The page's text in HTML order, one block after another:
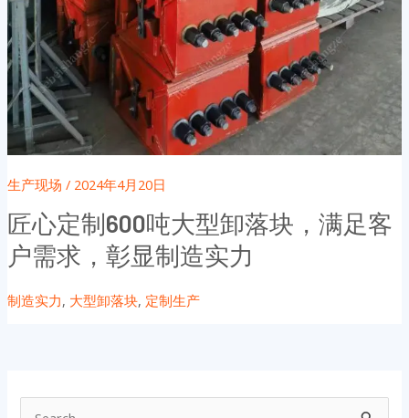
生产现场 / 2024年4月20日
匠心定制600吨大型卸落块，满足客
户需求，彰显制造实力
制造实力, 大型卸落块, 定制生产